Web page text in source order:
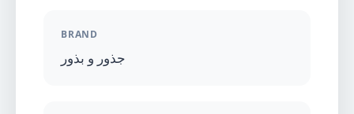
BRAND
جذور و بذور